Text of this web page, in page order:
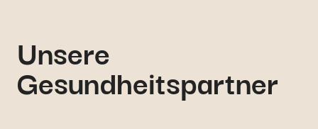
Unsere
Gesundheitspartner